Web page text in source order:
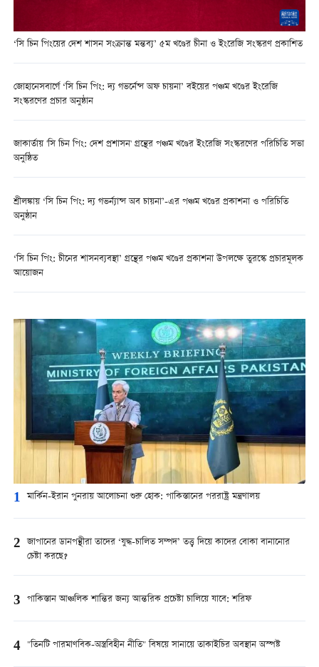
‘সি চিন পিংয়ের দেশ শাসন সংক্রান্ত মন্তব্য’ ৫ম খণ্ডের চীনা ও ইংরেজি সংস্করণ প্রকাশিত
জোহানেসবার্গে ‘সি চিন পিং: দ্য গভর্নেন্স অফ চায়না’ বইয়ের পঞ্চম খণ্ডের ইংরেজি
সংস্করণের প্রচার অনুষ্ঠান
জাকার্তায় 'সি চিন পিং: দেশ প্রশাসন' গ্রন্থের পঞ্চম খণ্ডের ইংরেজি সংস্করণের পরিচিতি সভা
অনুষ্ঠিত
শ্রীলঙ্কায় ‘সি চিন পিং: দ্য গভর্ন্যান্স অব চায়না’-এর পঞ্চম খণ্ডের প্রকাশনা ও পরিচিতি
অনুষ্ঠান
‘সি চিন পিং: চীনের শাসনব্যবস্থা’ গ্রন্থের পঞ্চম খণ্ডের প্রকাশনা উপলক্ষে তুরস্কে প্রচারমূলক
আয়োজন
1 মার্কিন-ইরান পুনরায় আলোচনা শুরু হোক: পাকিস্তানের পররাষ্ট্র মন্ত্রণালয়
2 জাপানের ডানপন্থীরা তাদের ‘যুদ্ধ-চালিত সম্পদ’ তত্ত্ব দিয়ে কাদের বোকা বানানোর
চেষ্টা করছে?
3 পাকিস্তান আঞ্চলিক শান্তির জন্য আন্তরিক প্রচেষ্টা চালিয়ে যাবে: শরিফ
4 "তিনটি পারমাণবিক-অস্ত্রবিহীন নীতি" বিষয়ে সানায়ে তাকাইচির অবস্থান অস্পষ্ট